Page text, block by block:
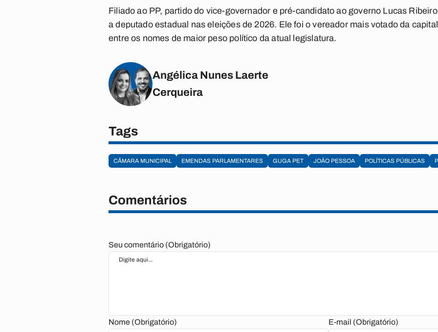
Filiado ao PP, partido do vice-governador e pré-candidato ao governo Lucas
a deputado estadual nas eleições de 2026. Ele foi o vereador mais votado da
entre os nomes de maior peso político da atual legislatura.
Angélica Nunes Laerte
Cerqueira
Tags
CÂMARA MUNICIPAL EMENDAS PARLAMENTARES GUGA PET JOÃO PESSOA POLÍTICAS PÚBLICAS
Comentários
Seu comentário (Obrigatório)
Nome (Obrigatório) E-mail (Obrigatório)